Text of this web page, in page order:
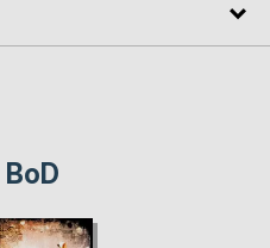
BoD